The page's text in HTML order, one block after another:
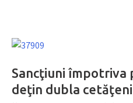
Sancţiuni împotriva
deţin dubla